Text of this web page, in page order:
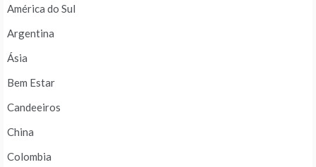
América do Sul
Argentina
Ásia
Bem Estar
Candeeiros
China
Colombia